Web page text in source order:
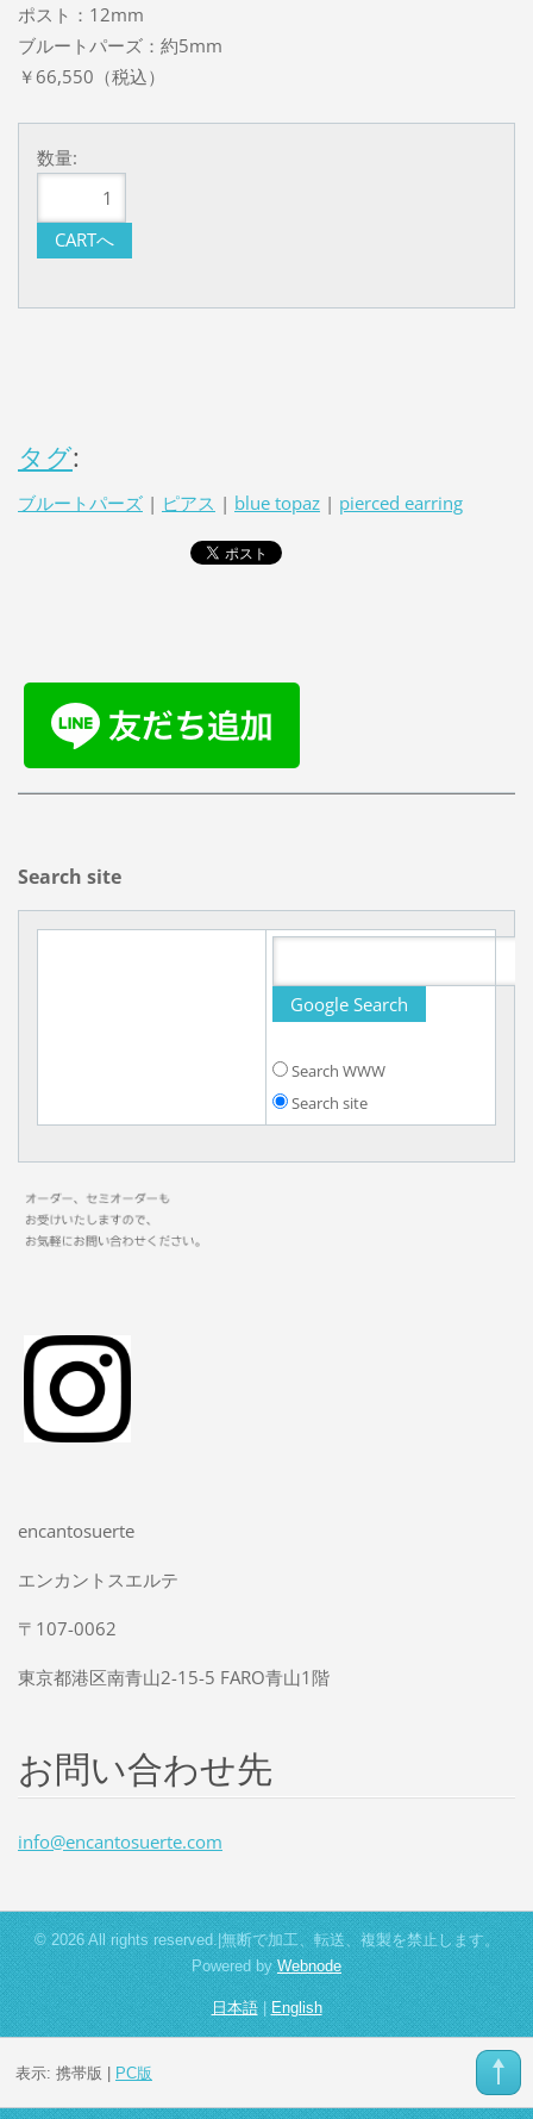
ポスト：12mm
ブルートパーズ：約5mm
￥66,550（税込）
数量:
タグ:
ブルートパーズ | ピアス | blue topaz | pierced earring
Search site
Search WWW
Search site
encantosuerte
エンカントスエルテ
〒107-0062
東京都港区南青山2-15-5 FARO青山1階
お問い合わせ先
info@encantosuerte.com
© 2026 All rights reserved.|無断で加工、転送、複製を禁止します。
Powered byWebnode
日本語|English
表示: 携帯版 PC版